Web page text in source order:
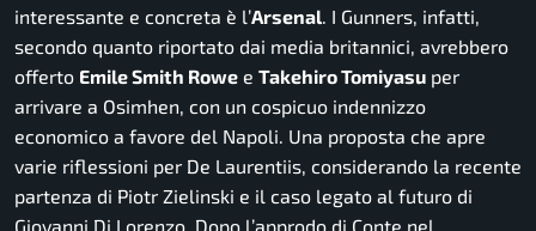
interessante e concreta è l’Arsenal. I Gunners, infatti,
secondo quanto riportato dai media britannici, avrebbero
offerto Emile Smith Rowe e Takehiro Tomiyasu per
arrivare a Osimhen, con un cospicuo indennizzo
economico a favore del Napoli. Una proposta che apre
varie riflessioni per De Laurentiis, considerando la recente
partenza di Piotr Zielinski e il caso legato al futuro di
Giovanni Di Lorenzo. Dopo l’approdo di Conte nel